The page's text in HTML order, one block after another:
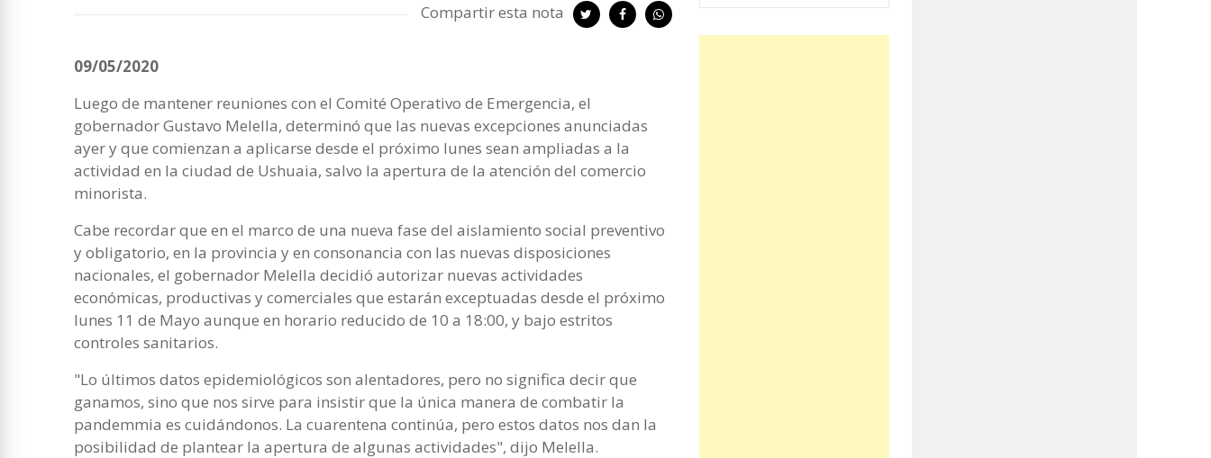
Compartir esta nota
09/05/2020
Luego de mantener reuniones con el Comité Operativo de Emergencia, el
gobernador Gustavo Melella, determinó que las nuevas excepciones anunciadas
ayer y que comienzan a aplicarse desde el próximo lunes sean ampliadas a la
actividad en la ciudad de Ushuaia, salvo la apertura de la atención del comercio
minorista.
Cabe recordar que en el marco de una nueva fase del aislamiento social preventivo
y obligatorio, en la provincia y en consonancia con las nuevas disposiciones
nacionales, el gobernador Melella decidió autorizar nuevas actividades
económicas, productivas y comerciales que estarán exceptuadas desde el próximo
lunes 11 de Mayo aunque en horario reducido de 10 a 18:00, y bajo estritos
controles sanitarios.
"Lo últimos datos epidemiológicos son alentadores, pero no significa decir que
ganamos, sino que nos sirve para insistir que la única manera de combatir la
pandemmia es cuidándonos. La cuarentena continúa, pero estos datos nos dan la
posibilidad de plantear la apertura de algunas actividades", dijo Melella.